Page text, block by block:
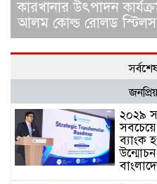
কারখানার উৎপাদন
আলম কোল্ড রোলড স্টিলস
২০২৯
ব্যাংক